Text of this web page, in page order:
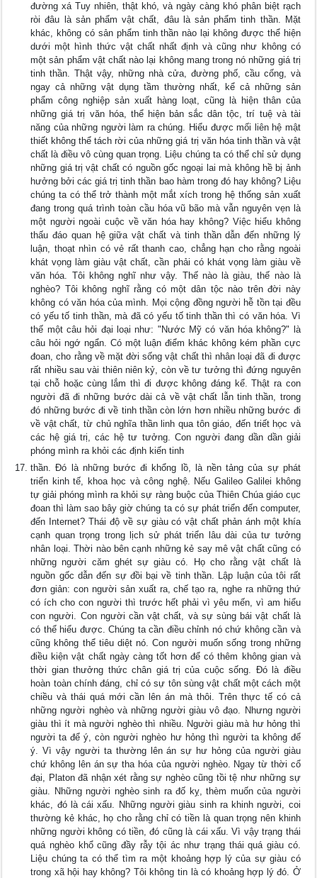
đường xá Tuy nhiên, thật khó, và ngày càng khó phân biệt rạch
ròi đâu là sản phẩm vật chất, đâu là sản phẩm tinh thần. Mặt
khác, không có sản phẩm tinh thần nào lại không được thể hiện
dưới một hình thức vật chất nhất định và cũng như không có
một sản phẩm vật chất nào lại không mang trong nó những giá trị
tinh thần. Thật vậy, những nhà cửa, đường phố, cầu cống, và
ngay cả những vật dụng tầm thường nhất, kể cả những sản
phẩm công nghiệp sản xuất hàng loạt, cũng là hiện thân của
những giá trị văn hóa, thể hiện bản sắc dân tộc, trí tuệ và tài
năng của những người làm ra chúng. Hiểu được mối liên hệ mật
thiết không thể tách rời của những giá trị văn hóa tinh thần và vật
chất là điều vô cùng quan trọng. Liệu chúng ta có thể chỉ sử dụng
những giá trị vật chất có nguồn gốc ngoại lai mà không hề bị ảnh
hưởng bởi các giá trị tinh thần bao hàm trong đó hay không? Liệu
chúng ta có thể trở thành một mắt xích trong hệ thống sản xuất
đang trong quá trình toàn cầu hóa vũ bão mà vẫn nguyên vẹn là
một người ngoài cuộc về văn hóa hay không? Việc hiểu không
thấu đáo quan hệ giữa vật chất và tinh thần dẫn đến những lý
luận, thoạt nhìn có vẻ rất thanh cao, chẳng hạn cho rằng ngoài
khát vọng làm giàu vật chất, cần phải có khát vọng làm giàu về
văn hóa. Tôi không nghĩ như vậy. Thế nào là giàu, thế nào là
nghèo? Tôi không nghĩ rằng có một dân tộc nào trên đời này
không có văn hóa của mình. Mọi cộng đồng người hễ tồn tại đều
có yếu tố tinh thần, mà đã có yếu tố tinh thần thì có văn hóa. Vì
thế một câu hỏi đại loại như: "Nước Mỹ có văn hóa không?" là
câu hỏi ngớ ngẩn. Có một luận điểm khác không kém phần cực
đoan, cho rằng về mặt đời sống vật chất thì nhân loại đã đi được
rất nhiều sau vài thiên niên kỷ, còn về tư tưởng thì đứng nguyên
tại chỗ hoặc cùng lắm thì đi được không đáng kể. Thật ra con
người đã đi những bước dài cả về vật chất lẫn tinh thần, trong
đó những bước đi về tinh thần còn lớn hơn nhiều những bước đi
về vật chất, từ chủ nghĩa thần linh qua tôn giáo, đến triết học và
các hệ giá trị, các hệ tư tưởng. Con người đang dần dần giải
phóng mình ra khỏi các định kiến tinh
thần. Đó là những bước đi khổng lồ, là nền tảng của sự phát
triển kinh tế, khoa học và công nghệ. Nếu Galileo Galilei không
tự giải phóng mình ra khỏi sự ràng buộc của Thiên Chúa giáo cục
đoan thì làm sao bây giờ chúng ta có sự phát triển đến computer,
đến Internet? Thái độ về sự giàu có vật chất phản ánh một khía
cạnh quan trọng trong lịch sử phát triển lâu dài của tư tưởng
nhân loại. Thời nào bên cạnh những kẻ say mê vật chất cũng có
những người căm ghét sự giàu có. Họ cho rằng vật chất là
nguồn gốc dẫn đến sự đồi bại về tinh thần. Lập luận của tôi rất
đơn giản: con người sản xuất ra, chế tạo ra, nghe ra những thứ
có ích cho con người thì trước hết phải vì yêu mến, vì am hiểu
con người. Con người cần vật chất, và sự sùng bái vật chất là
có thể hiểu được. Chúng ta cần điều chỉnh nó chứ không cần và
cũng không thể tiêu diệt nó. Con người muốn sống trong những
điều kiện vật chất ngày càng tốt hơn để có thêm không gian và
thời gian thưởng thức chân giá trị của cuộc sống. Đó là điều
hoàn toàn chính đáng, chỉ có sự tôn sùng vật chất một cách một
chiều và thái quá mới cần lên án mà thôi. Trên thực tế có cả
những người nghèo và những người giàu vô đạo. Nhưng người
giàu thì ít mà người nghèo thì nhiều. Người giàu mà hư hỏng thì
người ta để ý, còn người nghèo hư hỏng thì người ta không để
ý. Vì vậy người ta thường lên án sự hư hỏng của người giàu
chứ không lên án sự tha hóa của người nghèo. Ngay từ thời cổ
đại, Platon đã nhận xét rằng sự nghèo cũng tồi tệ như những sự
giàu. Những người nghèo sinh ra đố kỵ, thèm muốn của người
khác, đó là cái xấu. Những người giàu sinh ra khinh người, coi
thường kẻ khác, họ cho rằng chỉ có tiền là quan trọng nên khinh
những người không có tiền, đó cũng là cái xấu. Vì vậy trạng thái
quá nghèo khổ cũng đầy rẫy tội ác như trạng thái quá giàu có.
Liệu chúng ta có thể tìm ra một khoảng hợp lý của sự giàu có
trong xã hội hay không? Tôi không tin là có khoảng hợp lý đó. Ở